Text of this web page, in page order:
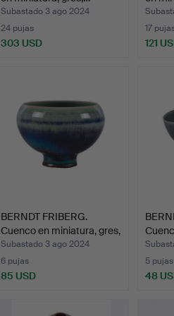
Subastado 3 ago 2024
24 pujas
303 USD
17
121
BERNDT FRIBERG.
Cuenco en miniatura, gres,
…
Subastado 3 ago 2024
6 pujas
85 USD
…
5 pujas
48